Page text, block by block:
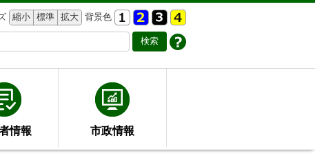
縮小 標準 拡大 背景色
情報 市政情報